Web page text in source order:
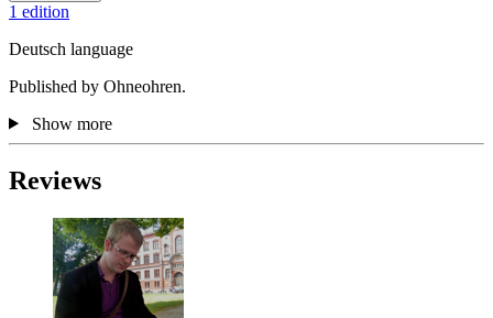
1 edition
Deutsch language
Published by Ohneohren.
Show more
Reviews